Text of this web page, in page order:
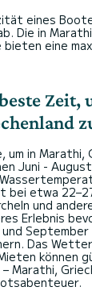
eines
Die in
eine
Zeit,
in Marathi,
Juni -
bei etwa
und
Erlebnis
und
Das
können
Marathi,